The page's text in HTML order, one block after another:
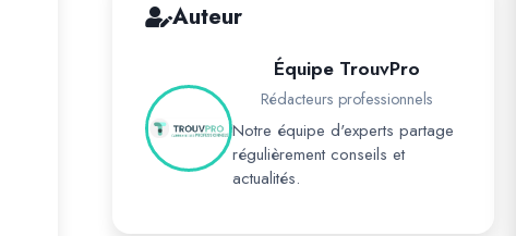
Auteur
Équipe TrouvPro
Rédacteurs professionnels
Notre équipe d'experts partage
régulièrement conseils et
actualités.